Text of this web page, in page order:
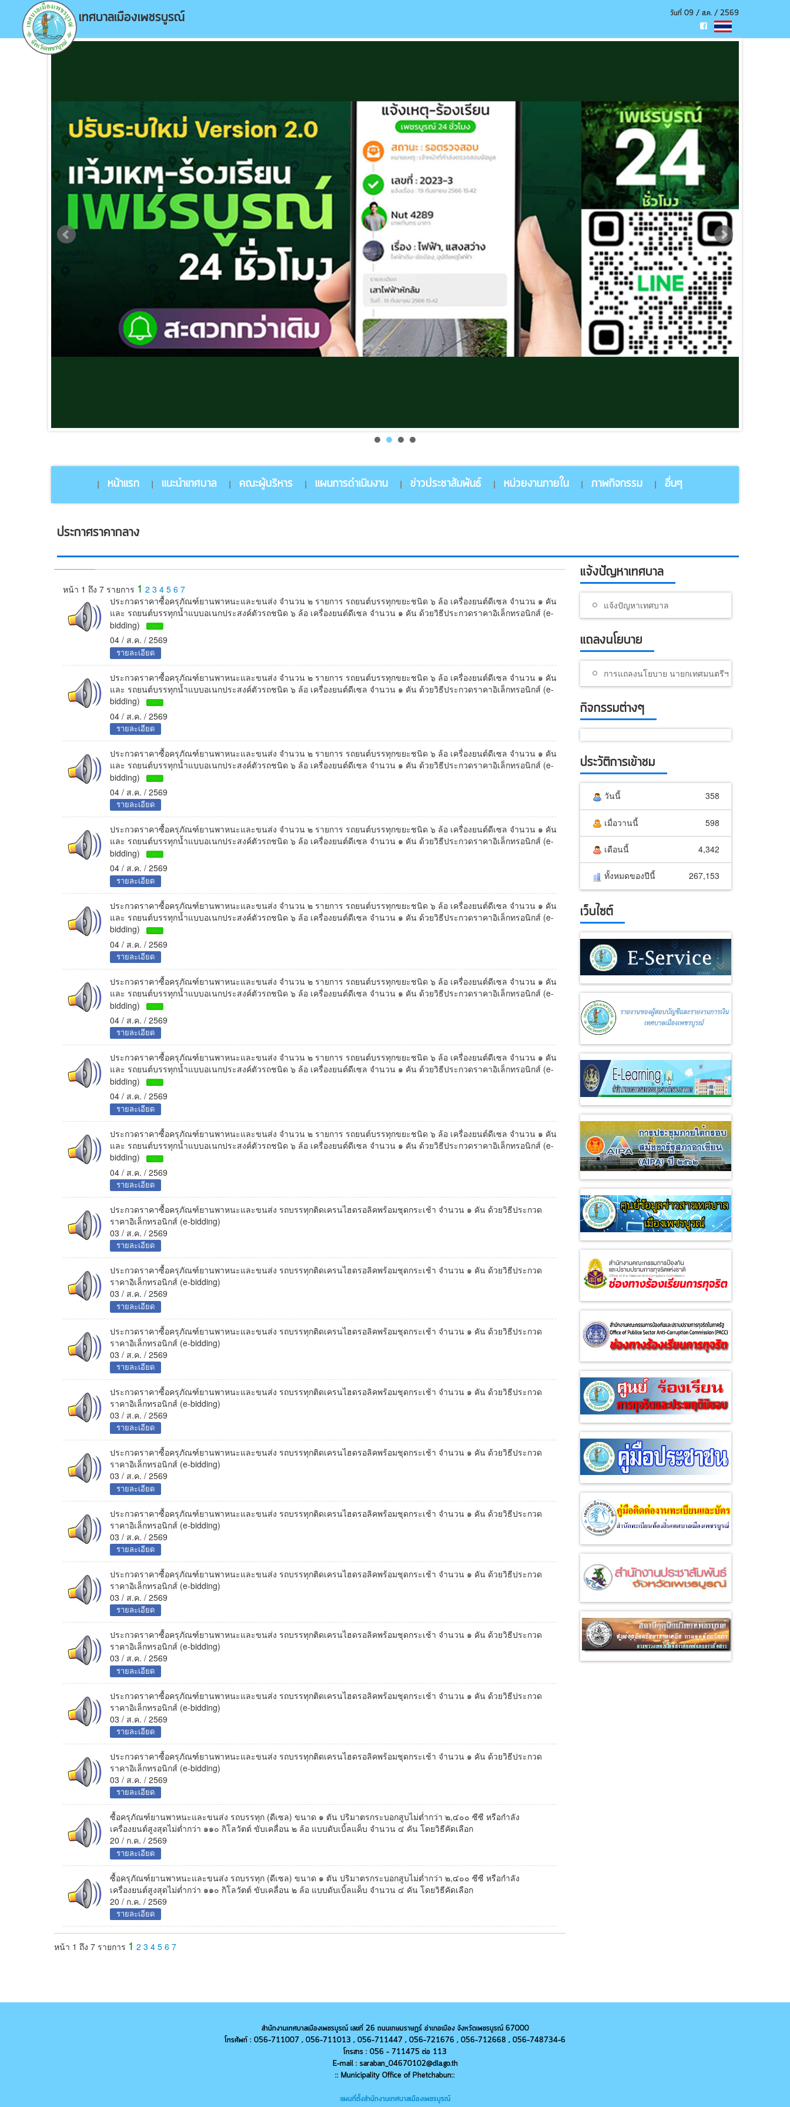
เทศบาลเมืองเพชรบูรณ์ วันที่ 09 / ส.ค. / 2569
หน้าแรก แนะนำเทศบาล คณะผู้บริหาร แผนการดำเนินงาน ข่าวประชาสัมพันธ์ หน่วยงานภายใน ภาพกิจกรรม อื่นๆ
ประกาศราคากลาง
หน้า 1 ถึง 7 รายการ 1 2 3 4 5 6 7
ประกวดราคาซื้อครุภัณฑ์ยานพาหนะและขนส่ง จำนวน ๒ รายการ รถยนต์บรรทุกขยะชนิด ๖ ล้อ เครื่องยนต์ดีเซล จำนวน ๑ คัน
และ รถยนต์บรรทุกน้ำแบบอเนกประสงค์ตัวรถชนิด ๖ ล้อ เครื่องยนต์ดีเซล จำนวน ๑ คัน ด้วยวิธีประกวดราคาอิเล็กทรอนิกส์ (e-
bidding)
04 / ส.ค. / 2569
รายละเอียด
ประกวดราคาซื้อครุภัณฑ์ยานพาหนะและขนส่ง จำนวน ๒ รายการ รถยนต์บรรทุกขยะชนิด ๖ ล้อ เครื่องยนต์ดีเซล จำนวน ๑ คัน
และ รถยนต์บรรทุกน้ำแบบอเนกประสงค์ตัวรถชนิด ๖ ล้อ เครื่องยนต์ดีเซล จำนวน ๑ คัน ด้วยวิธีประกวดราคาอิเล็กทรอนิกส์ (e-
bidding)
04 / ส.ค. / 2569
รายละเอียด
ประกวดราคาซื้อครุภัณฑ์ยานพาหนะและขนส่ง จำนวน ๒ รายการ รถยนต์บรรทุกขยะชนิด ๖ ล้อ เครื่องยนต์ดีเซล จำนวน ๑ คัน
และ รถยนต์บรรทุกน้ำแบบอเนกประสงค์ตัวรถชนิด ๖ ล้อ เครื่องยนต์ดีเซล จำนวน ๑ คัน ด้วยวิธีประกวดราคาอิเล็กทรอนิกส์ (e-
bidding)
04 / ส.ค. / 2569
รายละเอียด
ประกวดราคาซื้อครุภัณฑ์ยานพาหนะและขนส่ง จำนวน ๒ รายการ รถยนต์บรรทุกขยะชนิด ๖ ล้อ เครื่องยนต์ดีเซล จำนวน ๑ คัน
และ รถยนต์บรรทุกน้ำแบบอเนกประสงค์ตัวรถชนิด ๖ ล้อ เครื่องยนต์ดีเซล จำนวน ๑ คัน ด้วยวิธีประกวดราคาอิเล็กทรอนิกส์ (e-
bidding)
04 / ส.ค. / 2569
รายละเอียด
ประกวดราคาซื้อครุภัณฑ์ยานพาหนะและขนส่ง จำนวน ๒ รายการ รถยนต์บรรทุกขยะชนิด ๖ ล้อ เครื่องยนต์ดีเซล จำนวน ๑ คัน
และ รถยนต์บรรทุกน้ำแบบอเนกประสงค์ตัวรถชนิด ๖ ล้อ เครื่องยนต์ดีเซล จำนวน ๑ คัน ด้วยวิธีประกวดราคาอิเล็กทรอนิกส์ (e-
bidding)
04 / ส.ค. / 2569
รายละเอียด
ประกวดราคาซื้อครุภัณฑ์ยานพาหนะและขนส่ง จำนวน ๒ รายการ รถยนต์บรรทุกขยะชนิด ๖ ล้อ เครื่องยนต์ดีเซล จำนวน ๑ คัน
และ รถยนต์บรรทุกน้ำแบบอเนกประสงค์ตัวรถชนิด ๖ ล้อ เครื่องยนต์ดีเซล จำนวน ๑ คัน ด้วยวิธีประกวดราคาอิเล็กทรอนิกส์ (e-
bidding)
04 / ส.ค. / 2569
รายละเอียด
ประกวดราคาซื้อครุภัณฑ์ยานพาหนะและขนส่ง จำนวน ๒ รายการ รถยนต์บรรทุกขยะชนิด ๖ ล้อ เครื่องยนต์ดีเซล จำนวน ๑ คัน
และ รถยนต์บรรทุกน้ำแบบอเนกประสงค์ตัวรถชนิด ๖ ล้อ เครื่องยนต์ดีเซล จำนวน ๑ คัน ด้วยวิธีประกวดราคาอิเล็กทรอนิกส์ (e-
bidding)
04 / ส.ค. / 2569
รายละเอียด
ประกวดราคาซื้อครุภัณฑ์ยานพาหนะและขนส่ง จำนวน ๒ รายการ รถยนต์บรรทุกขยะชนิด ๖ ล้อ เครื่องยนต์ดีเซล จำนวน ๑ คัน
และ รถยนต์บรรทุกน้ำแบบอเนกประสงค์ตัวรถชนิด ๖ ล้อ เครื่องยนต์ดีเซล จำนวน ๑ คัน ด้วยวิธีประกวดราคาอิเล็กทรอนิกส์ (e-
bidding)
04 / ส.ค. / 2569
รายละเอียด
ประกวดราคาซื้อครุภัณฑ์ยานพาหนะและขนส่ง รถบรรทุกติดเครนไฮดรอลิคพร้อมชุดกระเช้า จำนวน ๑ คัน ด้วยวิธีประกวด
ราคาอิเล็กทรอนิกส์ (e-bidding)
03 / ส.ค. / 2569
รายละเอียด
ประกวดราคาซื้อครุภัณฑ์ยานพาหนะและขนส่ง รถบรรทุกติดเครนไฮดรอลิคพร้อมชุดกระเช้า จำนวน ๑ คัน ด้วยวิธีประกวด
ราคาอิเล็กทรอนิกส์ (e-bidding)
03 / ส.ค. / 2569
รายละเอียด
ประกวดราคาซื้อครุภัณฑ์ยานพาหนะและขนส่ง รถบรรทุกติดเครนไฮดรอลิคพร้อมชุดกระเช้า จำนวน ๑ คัน ด้วยวิธีประกวด
ราคาอิเล็กทรอนิกส์ (e-bidding)
03 / ส.ค. / 2569
รายละเอียด
ประกวดราคาซื้อครุภัณฑ์ยานพาหนะและขนส่ง รถบรรทุกติดเครนไฮดรอลิคพร้อมชุดกระเช้า จำนวน ๑ คัน ด้วยวิธีประกวด
ราคาอิเล็กทรอนิกส์ (e-bidding)
03 / ส.ค. / 2569
รายละเอียด
ประกวดราคาซื้อครุภัณฑ์ยานพาหนะและขนส่ง รถบรรทุกติดเครนไฮดรอลิคพร้อมชุดกระเช้า จำนวน ๑ คัน ด้วยวิธีประกวด
ราคาอิเล็กทรอนิกส์ (e-bidding)
03 / ส.ค. / 2569
รายละเอียด
ประกวดราคาซื้อครุภัณฑ์ยานพาหนะและขนส่ง รถบรรทุกติดเครนไฮดรอลิคพร้อมชุดกระเช้า จำนวน ๑ คัน ด้วยวิธีประกวด
ราคาอิเล็กทรอนิกส์ (e-bidding)
03 / ส.ค. / 2569
รายละเอียด
ประกวดราคาซื้อครุภัณฑ์ยานพาหนะและขนส่ง รถบรรทุกติดเครนไฮดรอลิคพร้อมชุดกระเช้า จำนวน ๑ คัน ด้วยวิธีประกวด
ราคาอิเล็กทรอนิกส์ (e-bidding)
03 / ส.ค. / 2569
รายละเอียด
ประกวดราคาซื้อครุภัณฑ์ยานพาหนะและขนส่ง รถบรรทุกติดเครนไฮดรอลิคพร้อมชุดกระเช้า จำนวน ๑ คัน ด้วยวิธีประกวด
ราคาอิเล็กทรอนิกส์ (e-bidding)
03 / ส.ค. / 2569
รายละเอียด
ประกวดราคาซื้อครุภัณฑ์ยานพาหนะและขนส่ง รถบรรทุกติดเครนไฮดรอลิคพร้อมชุดกระเช้า จำนวน ๑ คัน ด้วยวิธีประกวด
ราคาอิเล็กทรอนิกส์ (e-bidding)
03 / ส.ค. / 2569
รายละเอียด
ประกวดราคาซื้อครุภัณฑ์ยานพาหนะและขนส่ง รถบรรทุกติดเครนไฮดรอลิคพร้อมชุดกระเช้า จำนวน ๑ คัน ด้วยวิธีประกวด
ราคาอิเล็กทรอนิกส์ (e-bidding)
03 / ส.ค. / 2569
รายละเอียด
ซื้อครุภัณฑ์ยานพาหนะและขนส่ง รถบรรทุก (ดีเซล) ขนาด ๑ ตัน ปริมาตรกระบอกสูบไม่ต่ำกว่า ๒,๔๐๐ ซีซี หรือกำลัง
เครื่องยนต์สูงสุดไม่ต่ำกว่า ๑๑๐ กิโลวัตต์ ขับเคลื่อน ๒ ล้อ แบบดับเบิ้ลแค็บ จำนวน ๔ คัน โดยวิธีคัดเลือก
20 / ก.ค. / 2569
รายละเอียด
ซื้อครุภัณฑ์ยานพาหนะและขนส่ง รถบรรทุก (ดีเซล) ขนาด ๑ ตัน ปริมาตรกระบอกสูบไม่ต่ำกว่า ๒,๔๐๐ ซีซี หรือกำลัง
เครื่องยนต์สูงสุดไม่ต่ำกว่า ๑๑๐ กิโลวัตต์ ขับเคลื่อน ๒ ล้อ แบบดับเบิ้ลแค็บ จำนวน ๔ คัน โดยวิธีคัดเลือก
20 / ก.ค. / 2569
รายละเอียด
หน้า 1 ถึง 7 รายการ 1 2 3 4 5 6 7
แจ้งปัญหาเทศบาล
แจ้งปัญหาเทศบาล
แถลงนโยบาย
การแถลงนโยบาย นายกเทศมนตรีฯ
กิจกรรมต่างๆ
ประวัติการเข้าชม
วันนี้ 358
เมื่อวานนี้ 598
เดือนนี้ 4,342
ทั้งหมดของปีนี้ 267,153
เว็บไซต์
สำนักงานเทศบาลเมืองเพชรบูรณ์ เลขที่ 26 ถนนเกษมราษฎร์ อำเภอเมือง จังหวัดเพชรบูรณ์ 67000
โทรศัพท์ : 056-711007 , 056-711013 , 056-711447 , 056-721676 , 056-712668 , 056-748734-6
โทรสาร : 056 - 711475 ต่อ 113
E-mail : saraban_04670102@dla.go.th
:: Municipality Office of Phetchabun::
แผนที่ตั้งสำนักงานเทศบาลเมืองเพชรบูรณ์